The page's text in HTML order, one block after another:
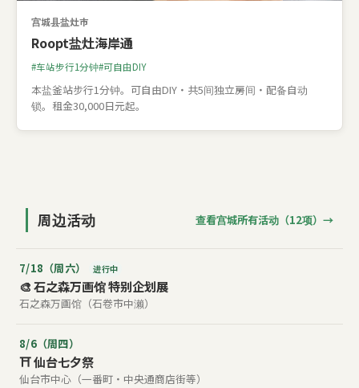
宫城县盐灶市
Roopt盐灶海岸通
车站步行1分钟 可自由DIY
本盐釜站步行1分钟。可自由DIY・共5间独立房间・配备自动
锁。租金30,000日元起。
周边活动 查看宫城所有活动（12项）→
7/18（周六） 进行中
🎨 石之森万画馆 特别企划展
石之森万画馆（石卷市中濑）
8/6（周四）
⛩️ 仙台七夕祭
仙台市中心（一番町・中央通商店街等）